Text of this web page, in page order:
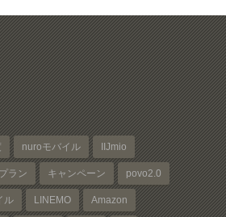
nuroモバイル IIJmio
ラン キャンペーン povo2.0
ル LINEMO Amazon